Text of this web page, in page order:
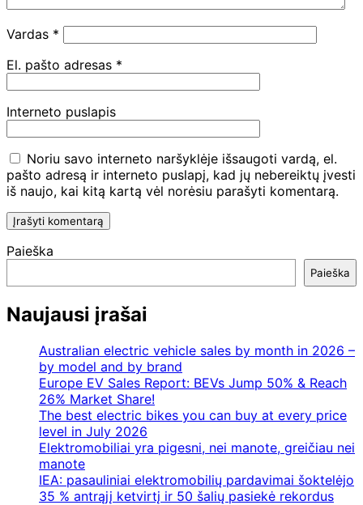
Vardas *
El. pašto adresas *
Interneto puslapis
Noriu savo interneto naršyklėje išsaugoti vardą, el.
pašto adresą ir interneto puslapį, kad jų nebereiktų įvesti
iš naujo, kai kitą kartą vėl norėsiu parašyti komentarą.
Paieška
Paieška
Naujausi įrašai
Australian electric vehicle sales by month in 2026 –
by model and by brand
Europe EV Sales Report: BEVs Jump 50% & Reach
26% Market Share!
The best electric bikes you can buy at every price
level in July 2026
Elektromobiliai yra pigesni, nei manote, greičiau nei
manote
IEA: pasauliniai elektromobilių pardavimai šoktelėjo
35 % antrąjį ketvirtį ir 50 šalių pasiekė rekordus